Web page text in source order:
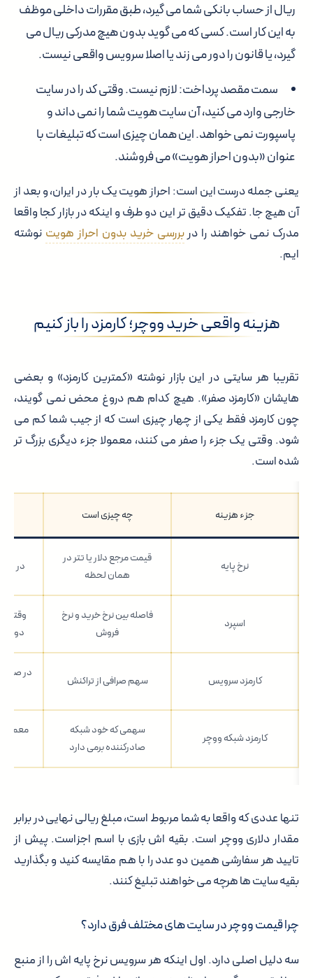
ریال از حساب بانکی شما می گیرد، طبق مقررات داخلی موظف
به این کار است. کسی که می گوید بدون هیچ مدرکی ریال می
گیرد، یا قانون را دور می زند یا اصلا سرویس واقعی نیست.
سمت مقصد پرداخت:لازم نیست. وقتی کد را در سایت
خارجی وارد می کنید، آن سایت هویت شما را نمی داند و
پاسپورت نمی خواهد. این همان چیزی است که تبلیغات با
عنوان «بدون احراز هویت» می فروشند.
یعنی جمله درست این است: احراز هویت یک بار در ایران، و بعد از
آن هیچ جا. تفکیک دقیق تر این دو طرف و اینکه در بازار کجا واقعا
مدرک نمی خواهند را دربررسی خرید بدون احراز هویت نوشته
ایم.
هزینه واقعی خرید ووچر؛ کارمزد را باز کنیم
تقریبا هر سایتی در این بازار نوشته «کمترین کارمزد» و بعضی
هایشان «کارمزد صفر». هیچ کدام هم دروغ محض نمی گویند،
چون کارمزد فقط یکی از چهار چیزی است که از جیب شما کم می
شود. وقتی یک جزء را صفر می کنند، معمولا جزء دیگری بزرگ تر
شده است.
جزء هزینه چه چیزی است
نرخ پایه
قیمت مرجع دلار یا تتر در
همان لحظه
در
اسپرد
فاصله بین نرخ خرید و نرخ
فروش
وقتی
دو
کارمزد سرویس سهم صرافی از تراکنش
در
کارمزد شبکه ووچر
سهمی که خود شبکه
صادرکننده برمی دارد
تنها عددی که واقعا به شما مربوط است، مبلغ ریالی نهایی در برابر
مقدار دلاری ووچر است. بقیه اش بازی با اسم اجزاست. پیش از
تایید هر سفارشی همین دو عدد را با هم مقایسه کنید و بگذارید
بقیه سایت ها هرچه می خواهند تبلیغ کنند.
چرا قیمت ووچر در سایت های مختلف فرق دارد؟
سه دلیل اصلی دارد. اول اینکه هر سرویس نرخ پایه اش را از منبع